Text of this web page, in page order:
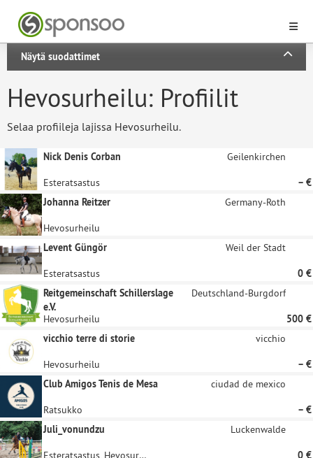
Näytä suodattimet
Hevosurheilu: Profiilit
Selaa profiileja lajissa Hevosurheilu.
Nick Denis Corban Geilenkirchen
Esteratsastus
– €
Johanna Reitzer
Germany-Roth
Hevosurheilu
Levent Güngör
Weil der Stadt
Esteratsastus
0 €
Reitgemeinschaft Schillerslage
e.V.
Deutschland-Burgdorf
Hevosurheilu
500 €
vicchio terre di storie
vicchio
Hevosurheilu
– €
Club Amigos Tenis de Mesa
ciudad de mexico
Ratsukko
– €
Juli_vonundzu
Luckenwalde
Esteratsastus, Hevosurheilu
0 €